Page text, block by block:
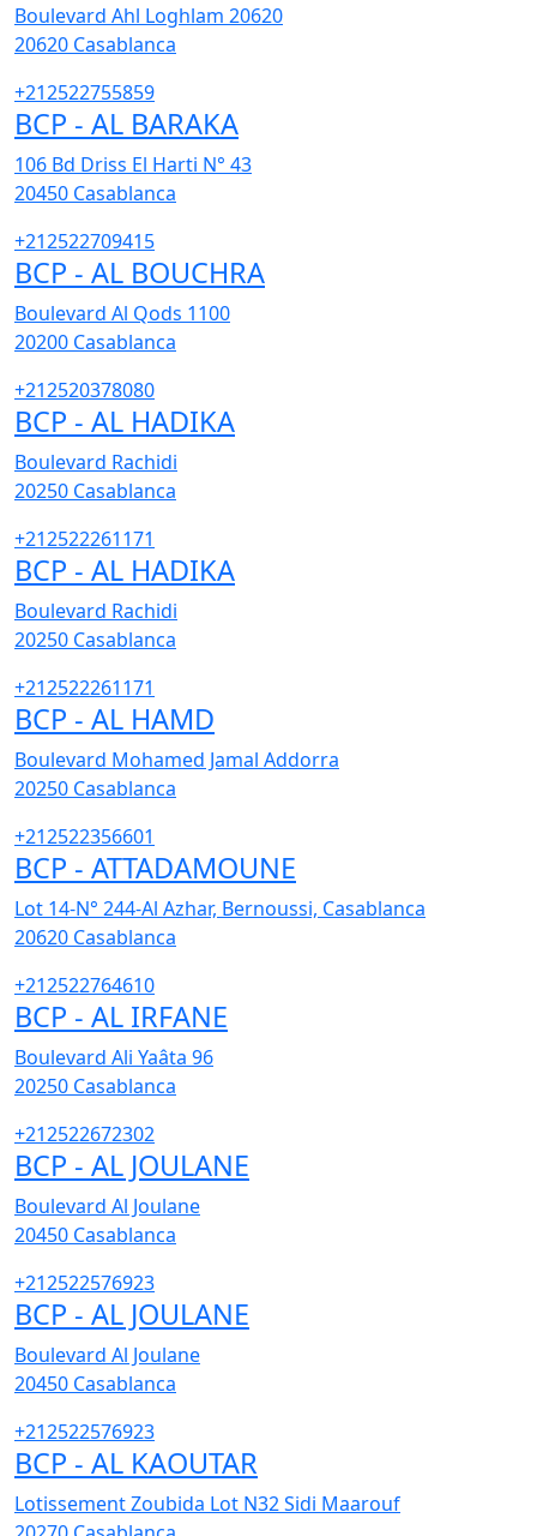
Boulevard Ahl Loghlam 20620
20620 Casablanca
+212522755859
BCP - AL BARAKA
106 Bd Driss El Harti N° 43
20450 Casablanca
+212522709415
BCP - AL BOUCHRA
Boulevard Al Qods 1100
20200 Casablanca
+212520378080
BCP - AL HADIKA
Boulevard Rachidi
20250 Casablanca
+212522261171
BCP - AL HADIKA
Boulevard Rachidi
20250 Casablanca
+212522261171
BCP - AL HAMD
Boulevard Mohamed Jamal Addorra
20250 Casablanca
+212522356601
BCP - ATTADAMOUNE
Lot 14-N° 244-Al Azhar, Bernoussi, Casablanca
20620 Casablanca
+212522764610
BCP - AL IRFANE
Boulevard Ali Yaâta 96
20250 Casablanca
+212522672302
BCP - AL JOULANE
Boulevard Al Joulane
20450 Casablanca
+212522576923
BCP - AL JOULANE
Boulevard Al Joulane
20450 Casablanca
+212522576923
BCP - AL KAOUTAR
Lotissement Zoubida Lot N32 Sidi Maarouf